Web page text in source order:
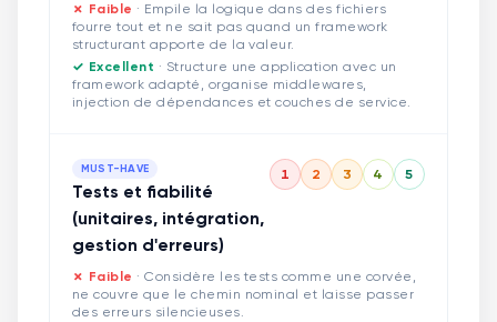
✗ Faible · Empile la logique dans des fichiers
fourre tout et ne sait pas quand un framework
structurant apporte de la valeur.
✓ Excellent · Structure une application avec un
framework adapté, organise middlewares,
injection de dépendances et couches de service.
MUST-HAVE
Tests et fiabilité
(unitaires, intégration,
gestion d'erreurs)
1 2 3 4 5
✗ Faible ·Considère les tests comme une corvée,
ne couvre que le chemin nominal et laisse passer
des erreurs silencieuses.